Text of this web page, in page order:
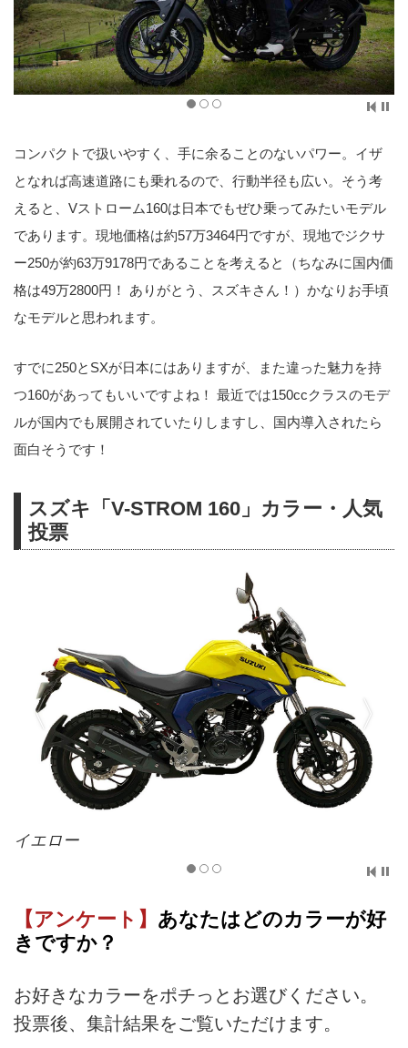
コンパクトで扱いやすく、手に余ることのないパワー。イザ
となれば高速道路にも乗れるので、行動半径も広い。そう考
えると、Vストローム160は日本でもぜひ乗ってみたいモデル
であります。現地価格は約57万3464円ですが、現地でジクサ
ー250が約63万9178円であることを考えると（ちなみに国内価
格は49万2800円！ ありがとう、スズキさん！）かなりお手頃
なモデルと思われます。
すでに250とSXが日本にはありますが、また違った魅力を持
つ160があってもいいですよね！ 最近では150ccクラスのモデ
ルが国内でも展開されていたりしますし、国内導入されたら
面白そうです！
スズキ「V-STROM 160」カラー・人気
投票
イエロー
【アンケート】 あなたはどのカラーが好
きですか？
お好きなカラーをポチっとお選びください。
投票後、集計結果をご覧いただけます。